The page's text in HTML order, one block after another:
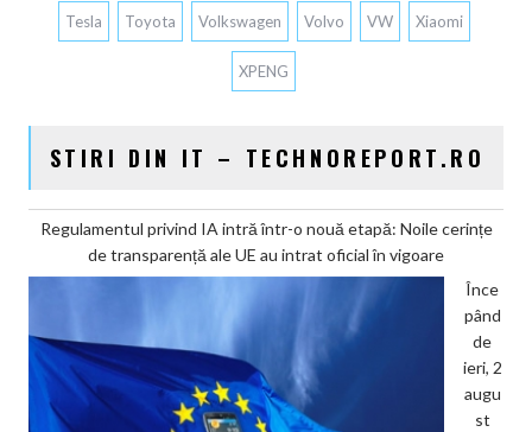
Tesla Toyota Volkswagen Volvo VW Xiaomi
XPENG
STIRI DIN IT – TECHNOREPORT.RO
Regulamentul privind IA intră într-o nouă etapă: Noile cerințe
de transparență ale UE au intrat oficial în vigoare
Înce
pând
de
ieri, 2
augu
st